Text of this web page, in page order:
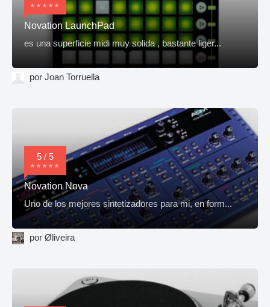
Novation LaunchPad
es una superficie midi muy solida , bastante liger...
por Joan Torruella
5 / 5
Novation Nova
Uno de los mejores sintetizadores para mi, en form...
por Øliveira